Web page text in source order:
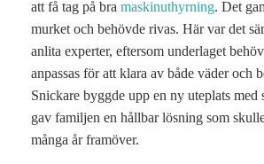
att få tag på bra maskinuthyrning. Det
murket och behövde rivas. Här var det
anlita experter, eftersom underlaget
anpassas för att klara av både väder och
Snickare byggde upp en ny uteplats
gav familjen en hållbar lösning som
många år framöver.